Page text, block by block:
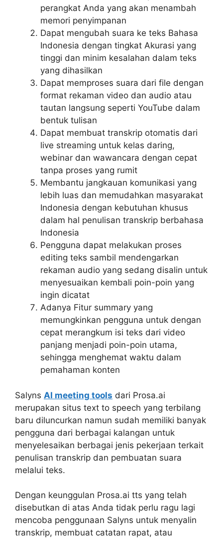
perangkat Anda yang akan menambah
memori penyimpanan
Dapat mengubah suara ke teks Bahasa
Indonesia dengan tingkat Akurasi yang
tinggi dan minim kesalahan dalam teks
yang dihasilkan
Dapat memproses suara dari file dengan
format rekaman video dan audio atau
tautan langsung seperti YouTube dalam
bentuk tulisan
Dapat membuat transkrip otomatis dari
live streaming untuk kelas daring,
webinar dan wawancara dengan cepat
tanpa proses yang rumit
Membantu jangkauan komunikasi yang
lebih luas dan memudahkan masyarakat
Indonesia dengan kebutuhan khusus
dalam hal penulisan transkrip berbahasa
Indonesia
Pengguna dapat melakukan proses
editing teks sambil mendengarkan
rekaman audio yang sedang disalin untuk
menyesuaikan kembali poin-poin yang
ingin dicatat
Adanya Fitur summary yang
memungkinkan pengguna untuk dengan
cepat merangkum isi teks dari video
panjang menjadi poin-poin utama,
sehingga menghemat waktu dalam
pemahaman konten
Salyns AI meeting tools dari Prosa.ai
merupakan situs text to speech yang terbilang
baru diluncurkan namun sudah memiliki banyak
pengguna dari berbagai kalangan untuk
menyelesaikan berbagai jenis pekerjaan terkait
penulisan transkrip dan pembuatan suara
melalui teks.
Dengan keunggulan Prosa.ai tts yang telah
disebutkan di atas Anda tidak perlu ragu lagi
mencoba penggunaan Salyns untuk menyalin
transkrip, membuat catatan rapat, atau